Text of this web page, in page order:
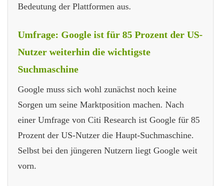
Bedeutung der Plattformen aus.
Umfrage: Google ist für 85 Prozent der US-
Nutzer weiterhin die wichtigste
Suchmaschine
Google muss sich wohl zunächst noch keine
Sorgen um seine Marktposition machen. Nach
einer Umfrage von Citi Research ist Google für 85
Prozent der US-Nutzer die Haupt-Suchmaschine.
Selbst bei den jüngeren Nutzern liegt Google weit
vorn.